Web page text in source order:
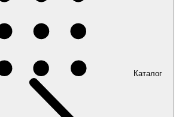
Каталог